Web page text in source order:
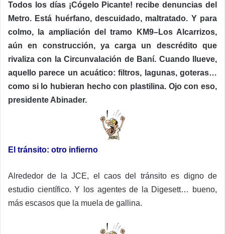
Todos los días ¡Cógelo Picante! recibe denuncias del
Metro. Está huérfano, descuidado, maltratado. Y para
colmo, la ampliación del tramo KM9–Los Alcarrizos,
aún en construcción, ya carga un descrédito que
rivaliza con la Circunvalación de Baní. Cuando llueve,
aquello parece un acuático: filtros, lagunas, goteras…
como si lo hubieran hecho con plastilina. Ojo con eso,
presidente Abinader.
El tránsito: otro infierno
Alrededor de la JCE, el caos del tránsito es digno de
estudio científico. Y los agentes de la Digesett… bueno,
más escasos que la muela de gallina.